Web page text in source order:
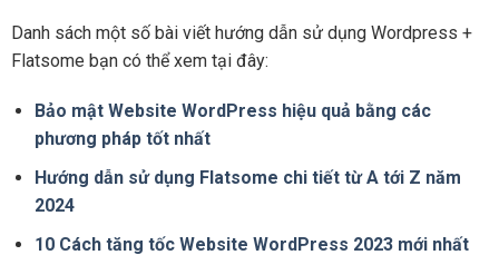
Danh sách một số bài viết hướng dẫn sử dụng Wordpress +
Flatsome bạn có thể xem tại đây:
Bảo mật Website WordPress hiệu quả bằng các
phương pháp tốt nhất
Hướng dẫn sử dụng Flatsome chi tiết từ A tới Z năm
2024
10 Cách tăng tốc Website WordPress 2023 mới nhất